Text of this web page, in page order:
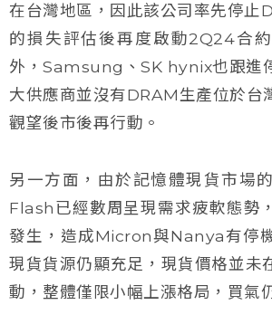
在台灣地區，因此該公司率先停止
的損失評估後再度啟動2Q24合
外，Samsung、SK hynix也跟進
大供應商並沒有DRAM生產位於台
觀望後市後再行動。
另一方面，由於記憶體現貨市場
Flash已經數周呈現需求疲軟態勢
發生，造成Micron與Nanya有停
現貨貨源仍顯充足，現貨價格並未
動，整體僅限小幅上漲格局，買氣